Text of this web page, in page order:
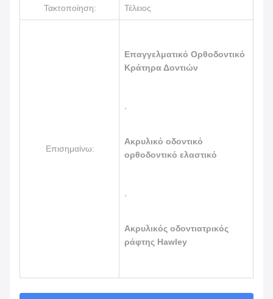
Τακτοποίηση: Τέλειος
Επισημαίνω:
Επαγγελματικό Ορθοδοντικό
Κράτηρα Δοντιών
Ακρυλικό οδοντικό
ορθοδοντικό ελαστικό
Ακρυλικός οδοντιατρικός
ράφτης Hawley